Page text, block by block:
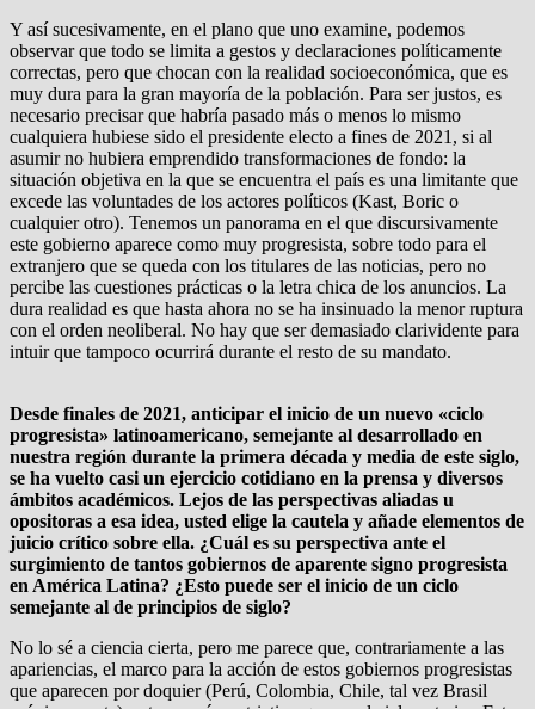
Y así sucesivamente, en el plano que uno examine, podemos
observar que todo se limita a gestos y declaraciones políticamente
correctas, pero que chocan con la realidad socioeconómica, que es
muy dura para la gran mayoría de la población. Para ser justos, es
necesario precisar que habría pasado más o menos lo mismo
cualquiera hubiese sido el presidente electo a fines de 2021, si al
asumir no hubiera emprendido transformaciones de fondo: la
situación objetiva en la que se encuentra el país es una limitante que
excede las voluntades de los actores políticos (Kast, Boric o
cualquier otro). Tenemos un panorama en el que discursivamente
este gobierno aparece como muy progresista, sobre todo para el
extranjero que se queda con los titulares de las noticias, pero no
percibe las cuestiones prácticas o la letra chica de los anuncios. La
dura realidad es que hasta ahora no se ha insinuado la menor ruptura
con el orden neoliberal. No hay que ser demasiado clarividente para
intuir que tampoco ocurrirá durante el resto de su mandato.
Desde finales de 2021, anticipar el inicio de un nuevo «ciclo
progresista» latinoamericano, semejante al desarrollado en
nuestra región durante la primera década y media de este siglo,
se ha vuelto casi un ejercicio cotidiano en la prensa y diversos
ámbitos académicos. Lejos de las perspectivas aliadas u
opositoras a esa idea, usted elige la cautela y añade elementos de
juicio crítico sobre ella. ¿Cuál es su perspectiva ante el
surgimiento de tantos gobiernos de aparente signo progresista
en América Latina? ¿Esto puede ser el inicio de un ciclo
semejante al de principios de siglo?
No lo sé a ciencia cierta, pero me parece que, contrariamente a las
apariencias, el marco para la acción de estos gobiernos progresistas
que aparecen por doquier (Perú, Colombia, Chile, tal vez Brasil